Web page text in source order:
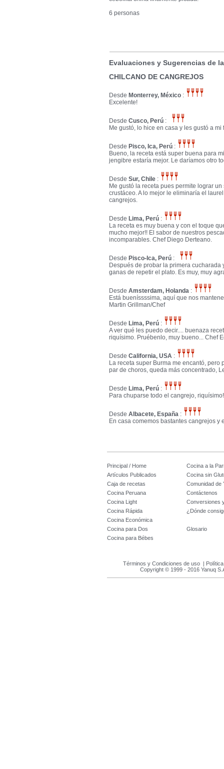
6 personas
Evaluaciones y Sugerencias de
CHILCANO DE CANGREJOS
Desde Monterrey, México :
Excelente!
DesdeCusco, Perú :
Me gustó, lo hice en casa y les gustó a mi
Desde Pisco, Ica, Perú :
Bueno, la receta está super buena para
jengibre estaría mejor. Le daríamos otro
DesdeSur, Chile :
Me gustó la receta pues permite lograr
crustáceo. A lo mejor le eliminaría el
cangrejos.
Desde Lima, Perú :
La receta es muy buena y con el toque
mucho mejor!! El sabor de nuestros
incomparables. Chef Diego Derteano.
Desde Pisco-Ica, Perú :
Después de probar la primera
ganas de repetir el plato. Es muy, muy
DesdeAmsterdam, Holanda :
Está bueníssssima, aquí que nos
Martin Grillman/Chef
Desde Lima, Perú :
A ver qué les puedo decir.... buenaza
riquísimo. Pruébenlo, muy bueno... Chef
DesdeCalifornia, USA :
La receta super Burma me encantó,
par de choros, queda más concentrado,
Desde Lima, Perú :
Para chuparse todo el cangrejo, riquísimo!
DesdeAlbacete, España :
En casa comemos bastantes cangrejos y
Principal / Home
Cocina a la
Artículos Publicados
Cocina sin
Caja de recetas
Comunidad de
Cocina Peruana
Contáctenos
Cocina Light
Conversiones
Cocina Rápida
¿Dónde
Cocina Económica
Cocina para Dos
Glosario
Cocina para Bébes
Términos y Condiciones de uso |
Copyright © 1999 - 2016 Yanuq